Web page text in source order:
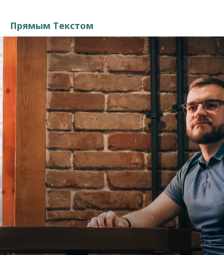
Прямым Текстом